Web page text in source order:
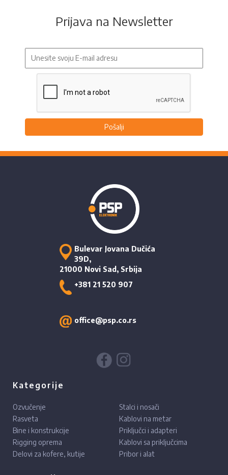
Prijava na Newsletter
Pošalji
Bulevar Jovana Dučića
39D,
21000 Novi Sad, Srbija
+381 21 520 907
office@psp.co.rs
Kategorije
Ozvučenje
Rasveta
Bine i konstrukcije
Rigging oprema
Delovi za kofere, kutije
Stalci i nosači
Kablovi na metar
Priključci i adapteri
Kablovi sa priključcima
Pribor i alat